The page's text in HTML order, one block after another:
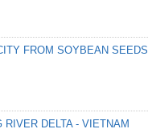
FROM SOYBEAN SEEDS
DELTA - VIETNAM